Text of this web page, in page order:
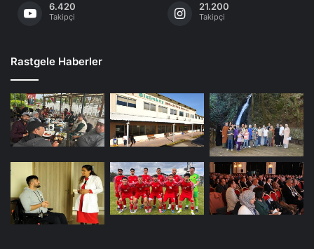
6.420
Takipçi
21.200
Takipçi
Rastgele Haberler